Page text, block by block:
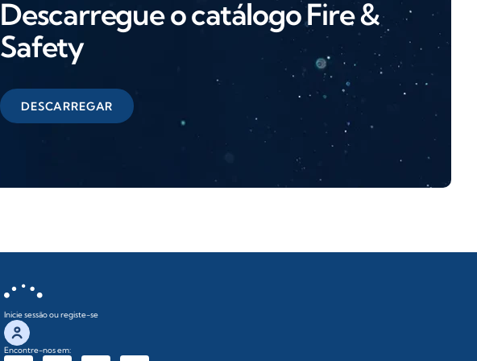
Descarregue o catálogo Fire &
Safety
DESCARREGAR
Inicie sessão ou registe-se
Encontre-nos em: